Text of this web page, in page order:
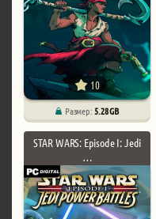
10
Размер:5.28 GB
STAR WARS: Episode I: Jedi
…